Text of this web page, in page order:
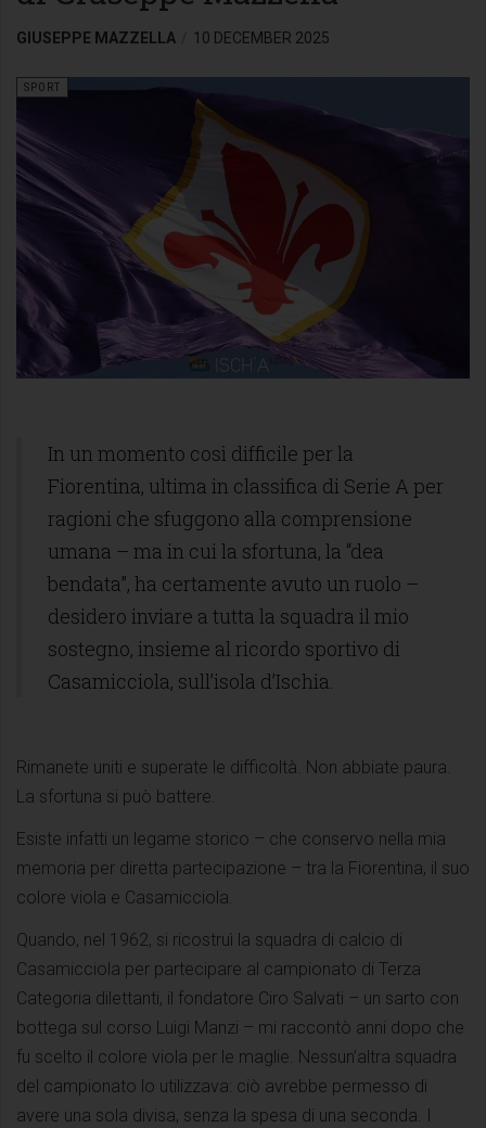
GIUSEPPE MAZZELLA 10 DECEMBER 2025
SPORT
In un momento così difficile per la
Fiorentina, ultima in classifica di Serie A per
ragioni che sfuggono alla comprensione
umana – ma in cui la sfortuna, la “dea
bendata”, ha certamente avuto un ruolo –
desidero inviare a tutta la squadra il mio
sostegno, insieme al ricordo sportivo di
Casamicciola, sull’isola d’Ischia.
Rimanete uniti e superate le difficoltà. Non abbiate paura.
La sfortuna si può battere.
Esiste infatti un legame storico – che conservo nella mia
memoria per diretta partecipazione – tra la Fiorentina, il suo
colore viola e Casamicciola.
Quando, nel 1962, si ricostruì la squadra di calcio di
Casamicciola per partecipare al campionato di Terza
Categoria dilettanti, il fondatore Ciro Salvati – un sarto con
bottega sul corso Luigi Manzi – mi raccontò anni dopo che
fu scelto il colore viola per le maglie. Nessun’altra squadra
del campionato lo utilizzava: ciò avrebbe permesso di
avere una sola divisa, senza la spesa di una seconda. I